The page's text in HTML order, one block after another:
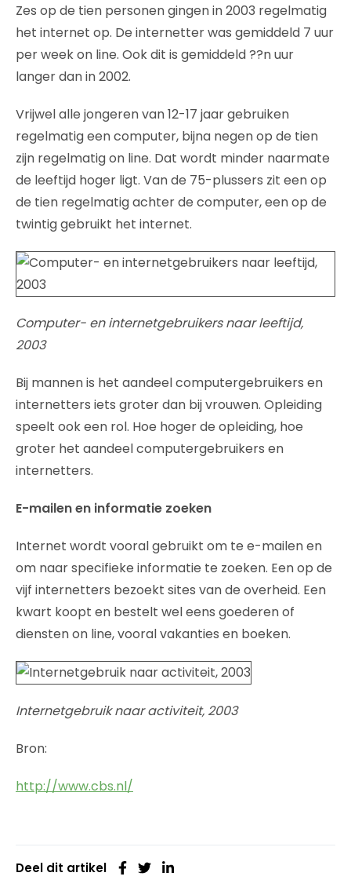
Zes op de tien personen gingen in 2003 regelmatig
het internet op. De internetter was gemiddeld 7 uur
per week on line. Ook dit is gemiddeld ??n uur
langer dan in 2002.
Vrijwel alle jongeren van 12-17 jaar gebruiken
regelmatig een computer, bijna negen op de tien
zijn regelmatig on line. Dat wordt minder naarmate
de leeftijd hoger ligt. Van de 75-plussers zit een op
de tien regelmatig achter de computer, een op de
twintig gebruikt het internet.
Computer- en internetgebruikers naar leeftijd,
2003
Bij mannen is het aandeel computergebruikers en
internetters iets groter dan bij vrouwen. Opleiding
speelt ook een rol. Hoe hoger de opleiding, hoe
groter het aandeel computergebruikers en
internetters.
E-mailen en informatie zoeken
Internet wordt vooral gebruikt om te e-mailen en
om naar specifieke informatie te zoeken. Een op de
vijf internetters bezoekt sites van de overheid. Een
kwart koopt en bestelt wel eens goederen of
diensten on line, vooral vakanties en boeken.
Internetgebruik naar activiteit, 2003
Bron:
http://www.cbs.nl/
Deel dit artikel